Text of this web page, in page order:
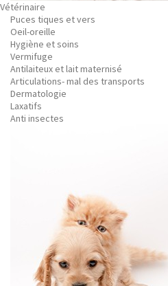
Vétérinaire
Puces tiques et vers
Oeil-oreille
Hygiène et soins
Vermifuge
Antilaiteux et lait maternisé
Articulations- mal des transports
Dermatologie
Laxatifs
Anti insectes